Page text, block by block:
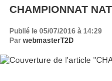
CHAMPIONNAT
Publié le 05/07/2016 à 14:29
Par webmasterT2D